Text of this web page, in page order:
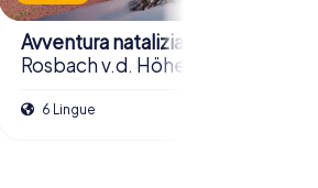
Avventura natalizia
Rosbach v.d. Höhe
6 Lingue